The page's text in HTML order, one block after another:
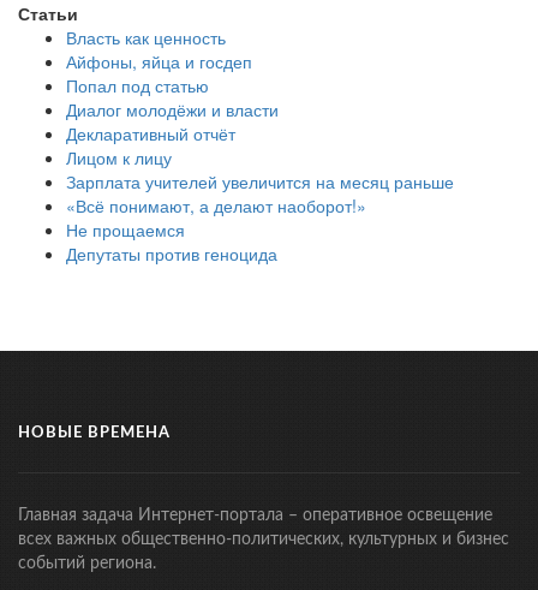
Статьи
Власть как ценность
Айфоны, яйца и госдеп
Попал под статью
Диалог молодёжи и власти
Декларативный отчёт
Лицом к лицу
Зарплата учителей увеличится на месяц раньше
«Всё понимают, а делают наоборот!»
Не прощаемся
Депутаты против геноцида
НОВЫЕ ВРЕМЕНА
Главная задача Интернет-портала – оперативное освещение
всех важных общественно-политических, культурных и бизнес
событий региона.